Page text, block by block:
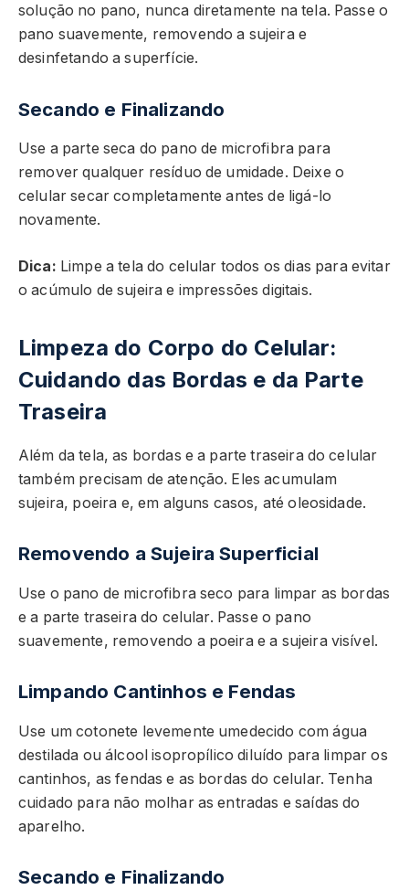
solução no pano, nunca diretamente na tela. Passe o
pano suavemente, removendo a sujeira e
desinfetando a superfície.
Secando e Finalizando
Use a parte seca do pano de microfibra para
remover qualquer resíduo de umidade. Deixe o
celular secar completamente antes de ligá-lo
novamente.
Dica: Limpe a tela do celular todos os dias para evitar
o acúmulo de sujeira e impressões digitais.
Limpeza do Corpo do Celular:
Cuidando das Bordas e da Parte
Traseira
Além da tela, as bordas e a parte traseira do celular
também precisam de atenção. Eles acumulam
sujeira, poeira e, em alguns casos, até oleosidade.
Removendo a Sujeira Superficial
Use o pano de microfibra seco para limpar as bordas
e a parte traseira do celular. Passe o pano
suavemente, removendo a poeira e a sujeira visível.
Limpando Cantinhos e Fendas
Use um cotonete levemente umedecido com água
destilada ou álcool isopropílico diluído para limpar os
cantinhos, as fendas e as bordas do celular. Tenha
cuidado para não molhar as entradas e saídas do
aparelho.
Secando e Finalizando